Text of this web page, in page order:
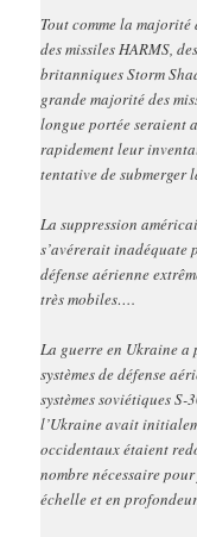
Tout comme la majorité
des missiles HARMS,
britanniques Storm
grande majorité des
longue portée seraient
rapidement leur
tentative de submerger
La suppression
s’avérerait inadéquate
défense aérienne
très mobiles….
La guerre en Ukraine a
systèmes de défense
systèmes soviétiques
l’Ukraine avait
occidentaux étaient
nombre nécessaire
échelle et en